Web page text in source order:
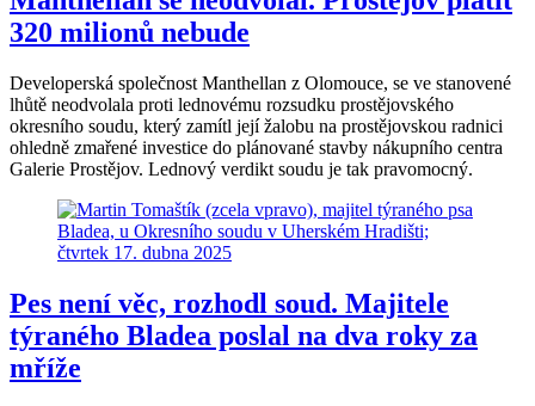
320 milionů nebude
Developerská společnost Manthellan z Olomouce, se ve stanovené
lhůtě neodvolala proti lednovému rozsudku prostějovského
okresního soudu, který zamítl její žalobu na prostějovskou radnici
ohledně zmařené investice do plánované stavby nákupního centra
Galerie Prostějov. Lednový verdikt soudu je tak pravomocný.
Pes není věc, rozhodl soud. Majitele
týraného Bladea poslal na dva roky za
mříže